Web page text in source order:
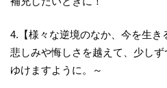
4.【様々な逆境のなか、今を生き
悲しみや悔しさを越えて、少し
ゆけますように。～